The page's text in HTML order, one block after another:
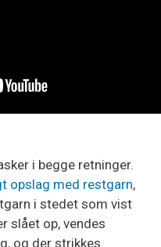
i begge retninger.
opslag med restgarn,
i stedet som vist
slået op, vendes
og der strikkes